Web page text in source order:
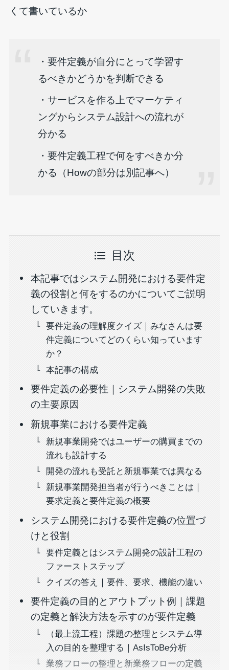
くて書いているか
・要件定義が自分にとって学習す
るべきかどうかを判断できる
・サービスを作る上でマーケティ
ングからシステム設計への流れが
分かる
・要件定義工程で何をすべきか分
かる（Howの部分は別記事へ）
目次
本記事ではシステム開発における要件定
義の役割と何をするのかについてご説明
していきます。
要件定義の理解度クイズ｜みなさんは要
件定義についてどのくらい知っています
か？
本記事の構成
要件定義の必要性｜システム開発の失敗
の主要原因
新規事業における要件定義
新規事業開発ではユーザーの購買までの
流れも設計する
開発の流れも受託と新規事業では異なる
新規事業開発担当者が行うべきことは｜
要求定義と要件定義の概要
システム開発における要件定義の位置づ
けと役割
要件定義とはシステム開発の設計工程の
ファーストステップ
クイズの答え｜要件、要求、機能の違い
要件定義の目的とアウトプット例｜課題
の定義と解決方法を示すのが要件定義
（最上流工程）課題の整理とシステム導
入の目的を整理する｜AsIsToBe分析
業務フローの整理と新業務フローの定義